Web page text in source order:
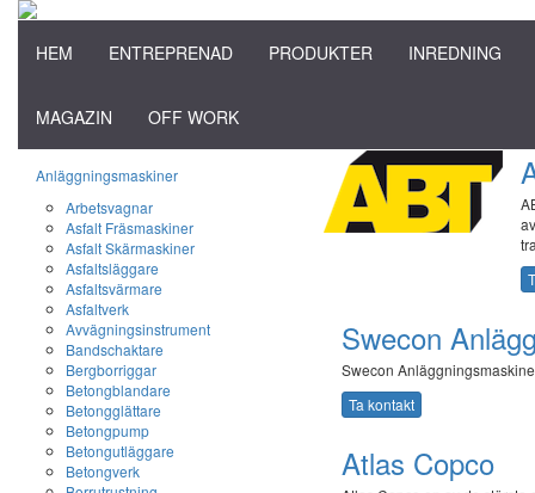
HEM ENTREPRENAD PRODUKTER INREDNING
MAGAZIN OFF WORK
Anläggningsmaskiner
Arbetsvagnar
Asfalt Fräsmaskiner
Asfalt Skärmaskiner
Asfaltsläggare
Asfaltsvärmare
Asfaltverk
Avvägningsinstrument
Bandschaktare
Bergborriggar
Betongblandare
Betongglättare
Betongpump
Betongutläggare
Betongverk
Swecon
Swecon
Ta kontakt
Atlas Copco